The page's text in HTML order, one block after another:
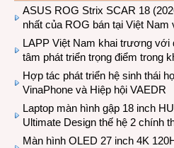
ASUS ROG Strix SCAR 18
nhất của ROG bán tại Việt Nam
LAPP Việt Nam khai trương với
tâm phát triển trọng điểm trong
Hợp tác phát triển hệ sinh thái
VinaPhone và Hiệp hội VAEDR
Laptop màn hình gập 18 inch
Ultimate Design thế hệ 2 chính
Màn hình OLED 27 inch 4K